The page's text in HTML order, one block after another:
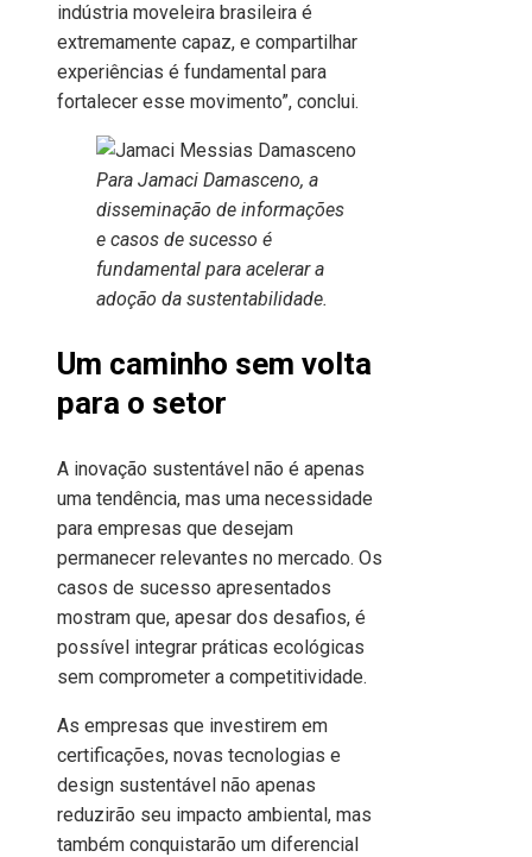
indústria moveleira brasileira é
extremamente capaz, e compartilhar
experiências é fundamental para
fortalecer esse movimento”, conclui.
Para Jamaci Damasceno, a
disseminação de informações
e casos de sucesso é
fundamental para acelerar a
adoção da sustentabilidade.
Um caminho sem volta
para o setor
A inovação sustentável não é apenas
uma tendência, mas uma necessidade
para empresas que desejam
permanecer relevantes no mercado. Os
casos de sucesso apresentados
mostram que, apesar dos desafios, é
possível integrar práticas ecológicas
sem comprometer a competitividade.
As empresas que investirem em
certificações, novas tecnologias e
design sustentável não apenas
reduzirão seu impacto ambiental, mas
também conquistarão um diferencial